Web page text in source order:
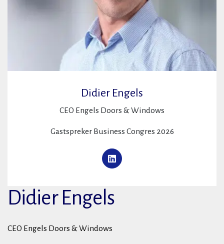
Didier Engels
CEO Engels Doors & Windows
Gastspreker Business Congres 2026
Didier Engels
CEO Engels Doors & Windows